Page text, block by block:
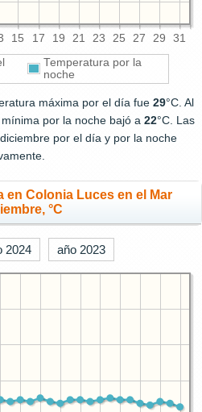
15 17 19 21 23 25 27 29 31
Temperatura por la
noche
máxima por el día fue 29°C. Al
por la noche bajó a 22°C. Las
por el día y por la noche
en Colonia Luces en el Mar
°C
2024 año 2023